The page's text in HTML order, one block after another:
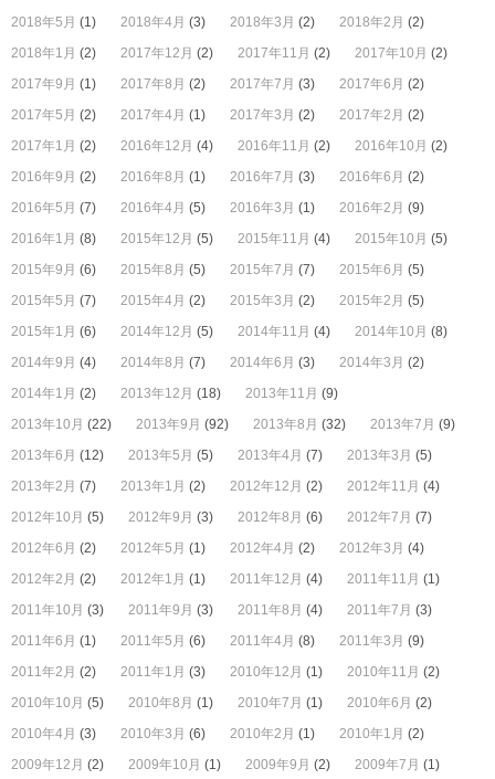
2018年5月 (1) 2018年4月 (3) 2018年3月 (2) 2018年2月 (2)
2018年1月 (2) 2017年12月 (2) 2017年11月 (2) 2017年10月 (2)
2017年9月 (1) 2017年8月 (2) 2017年7月 (3) 2017年6月 (2)
2017年5月 (2) 2017年4月 (1) 2017年3月 (2) 2017年2月 (2)
2017年1月 (2) 2016年12月 (4) 2016年11月 (2) 2016年10月 (2)
2016年9月 (2) 2016年8月 (1) 2016年7月 (3) 2016年6月 (2)
2016年5月 (7) 2016年4月 (5) 2016年3月 (1) 2016年2月 (9)
2016年1月 (8) 2015年12月 (5) 2015年11月 (4) 2015年10月 (5)
2015年9月 (6) 2015年8月 (5) 2015年7月 (7) 2015年6月 (5)
2015年5月 (7) 2015年4月 (2) 2015年3月 (2) 2015年2月 (5)
2015年1月 (6) 2014年12月 (5) 2014年11月 (4) 2014年10月 (8)
2014年9月 (4) 2014年8月 (7) 2014年6月 (3) 2014年3月 (2)
2014年1月 (2) 2013年12月 (18) 2013年11月 (9)
2013年10月 (22) 2013年9月 (92) 2013年8月 (32) 2013年7月 (9)
2013年6月 (12) 2013年5月 (5) 2013年4月 (7) 2013年3月 (5)
2013年2月 (7) 2013年1月 (2) 2012年12月 (2) 2012年11月 (4)
2012年10月 (5) 2012年9月 (3) 2012年8月 (6) 2012年7月 (7)
2012年6月 (2) 2012年5月 (1) 2012年4月 (2) 2012年3月 (4)
2012年2月 (2) 2012年1月 (1) 2011年12月 (4) 2011年11月 (1)
2011年10月 (3) 2011年9月 (3) 2011年8月 (4) 2011年7月 (3)
2011年6月 (1) 2011年5月 (6) 2011年4月 (8) 2011年3月 (9)
2011年2月 (2) 2011年1月 (3) 2010年12月 (1) 2010年11月 (2)
2010年10月 (5) 2010年8月 (1) 2010年7月 (1) 2010年6月 (2)
2010年4月 (3) 2010年3月 (6) 2010年2月 (1) 2010年1月 (2)
2009年12月 (2) 2009年10月 (1) 2009年9月 (2) 2009年7月 (1)